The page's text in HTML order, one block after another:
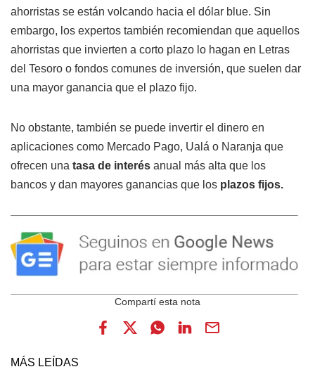
ahorristas se están volcando hacia el dólar blue. Sin
embargo, los expertos también recomiendan que aquellos
ahorristas que invierten a corto plazo lo hagan en Letras
del Tesoro o fondos comunes de inversión, que suelen dar
una mayor ganancia que el plazo fijo.
No obstante, también se puede invertir el dinero en
aplicaciones como Mercado Pago, Ualá o Naranja que
ofrecen una tasa de interés anual más alta que los
bancos y dan mayores ganancias que los plazos fijos.
MÁS LEÍDAS